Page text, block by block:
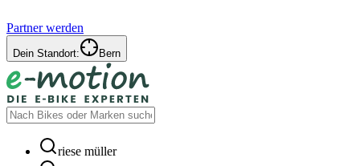
Partner werden
Dein Standort: Bern
riese müller